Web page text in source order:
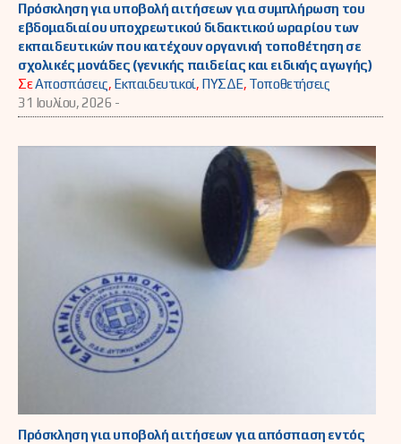
Πρόσκληση για υποβολή αιτήσεων για συμπλήρωση του
εβδομαδιαίου υποχρεωτικού διδακτικού ωραρίου των
εκπαιδευτικών που κατέχουν οργανική τοποθέτηση σε
σχολικές μονάδες (γενικής παιδείας και ειδικής αγωγής)
ΣεΑποσπάσεις, Εκπαιδευτικοί, ΠΥΣΔΕ, Τοποθετήσεις
31 Ιουλίου, 2026 -
Πρόσκληση για υποβολή αιτήσεων για απόσπαση εντός